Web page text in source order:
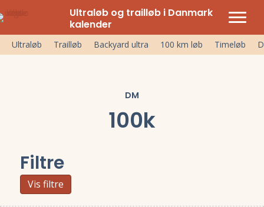
Ultraløb og trailløb i Danmark
kalender
Ultraløb Trailløb Backyard ultra 100 km løb Timeløb
DM
100k
Filtre
Vis filtre